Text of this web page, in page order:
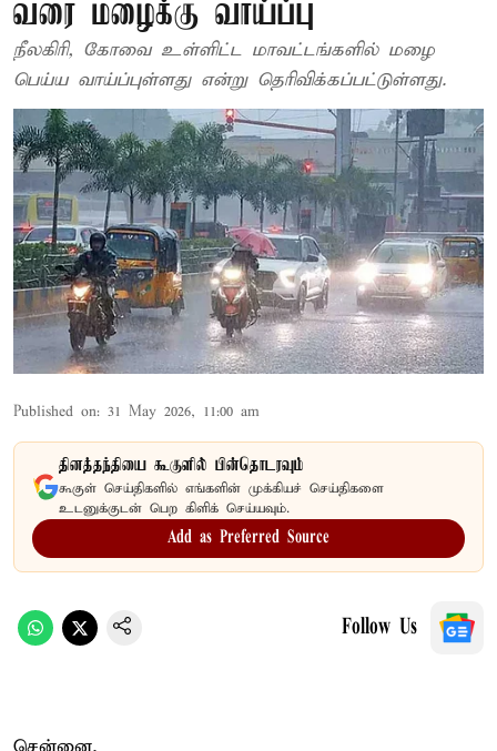
வரை மழைக்கு வாய்ப்பு
நீலகிரி, கோவை உள்ளிட்ட மாவட்டங்களில் மழை
பெய்ய வாய்ப்புள்ளது என்று தெரிவிக்கப்பட்டுள்ளது.
Published on: 31 May 2026, 11:00 am
தினத்தந்தியை கூகுளில் பின்தொடரவும்
கூகுள் செய்திகளில் எங்களின் முக்கியச் செய்திகளை
உடனுக்குடன் பெற கிளிக் செய்யவும்.
Add as Preferred Source
Follow Us